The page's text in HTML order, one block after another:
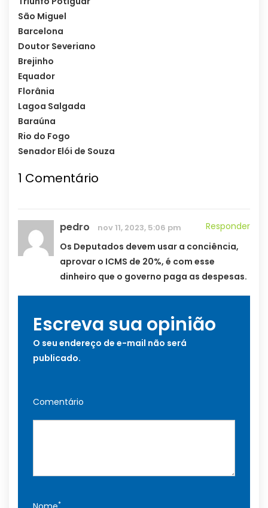
São Miguel
Barcelona
Doutor Severiano
Brejinho
Equador
Florânia
Lagoa Salgada
Baraúna
Rio do Fogo
Senador Elói de Souza
1 Comentário
pedro nov 11, 2023, 5:06 pm
Responder
Os Deputados devem usar a conciência,
aprovar o ICMS de 20%, é com esse
dinheiro que o governo paga as despesas.
Escreva sua opinião
O seu endereço de e-mail não será
publicado.
Comentário
*